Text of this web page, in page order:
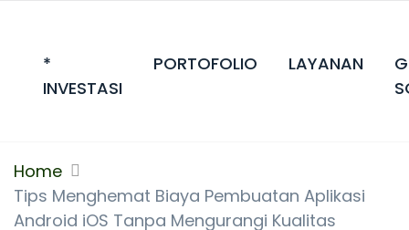
*
INVESTASI
PORTOFOLIO LAYANAN
Home
Tips Menghemat Biaya Pembuatan Aplikasi
Android iOS Tanpa Mengurangi Kualitas